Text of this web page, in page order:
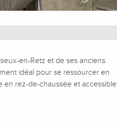
en-Retz et de ses anciens
idéal pour se ressourcer en
rez-de-chaussée et accessible